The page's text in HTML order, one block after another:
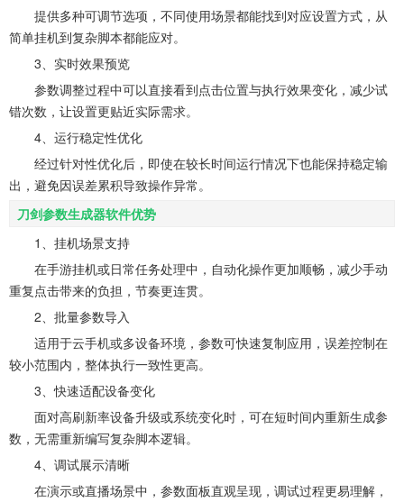
提供多种可调节选项，不同使用场景都能找到对应设置方式，从
简单挂机到复杂脚本都能应对。
3、实时效果预览
参数调整过程中可以直接看到点击位置与执行效果变化，减少试
错次数，让设置更贴近实际需求。
4、运行稳定性优化
经过针对性优化后，即使在较长时间运行情况下也能保持稳定输
出，避免因误差累积导致操作异常。
刀剑参数生成器软件优势
1、挂机场景支持
在手游挂机或日常任务处理中，自动化操作更加顺畅，减少手动
重复点击带来的负担，节奏更连贯。
2、批量参数导入
适用于云手机或多设备环境，参数可快速复制应用，误差控制在
较小范围内，整体执行一致性更高。
3、快速适配设备变化
面对高刷新率设备升级或系统变化时，可在短时间内重新生成参
数，无需重新编写复杂脚本逻辑。
4、调试展示清晰
在演示或直播场景中，参数面板直观呈现，调试过程更易理解，